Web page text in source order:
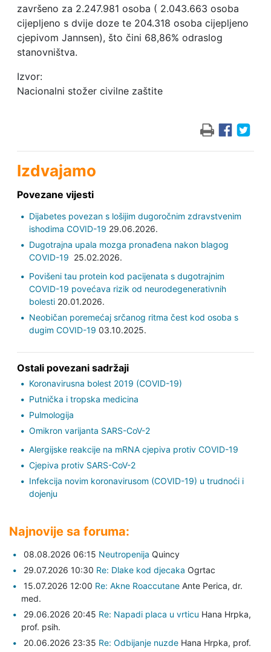
završeno za 2.247.981 osoba ( 2.043.663 osoba
cijepljeno s dvije doze te 204.318 osoba cijepljeno
cjepivom Jannsen), što čini 68,86% odraslog
stanovništva.
Izvor:
Nacionalni stožer civilne zaštite
Izdvajamo
Povezane vijesti
Dijabetes povezan s lošijim dugoročnim zdravstvenim
ishodima COVID-19 29.06.2026.
Dugotrajna upala mozga pronađena nakon blagog
COVID-19 25.02.2026.
Povišeni tau protein kod pacijenata s dugotrajnim
COVID-19 povećava rizik od neurodegenerativnih
bolesti20.01.2026.
Neobičan poremećaj srčanog ritma čest kod osoba s
dugim COVID-19 03.10.2025.
Ostali povezani sadržaji
Koronavirusna bolest 2019 (COVID-19)
Putnička i tropska medicina
Pulmologija
Omikron varijanta SARS-CoV-2
Alergijske reakcije na mRNA cjepiva protiv COVID-19
Cjepiva protiv SARS-CoV-2
Infekcija novim koronavirusom (COVID-19) u trudnoći i
dojenju
Najnovije sa foruma:
08.08.2026 06:15 Neutropenija Quincy
29.07.2026 10:30 Re: Dlake kod djecaka Ogrtac
15.07.2026 12:00 Re: Akne Roaccutane Ante Perica, dr.
med.
29.06.2026 20:45 Re: Napadi placa u vrticu Hana Hrpka,
prof. psih.
20.06.2026 23:35 Re: Odbijanje nuzde Hana Hrpka, prof.